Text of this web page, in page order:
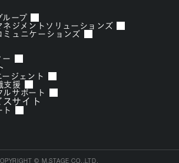
ープ
ジメントソリューションズ
ミュニケーションズ
ー
ジェント
支援
サポート
サイト
ト
© M.STAGE CO.,LTD.